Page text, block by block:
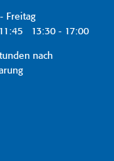
Freitag
13:30 - 17:00
nach